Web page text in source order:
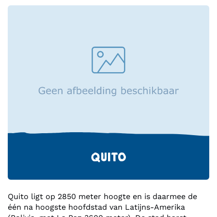
QUITO
Quito ligt op 2850 meter hoogte en is daarmee de
één na hoogste hoofdstad van Latijns-Amerika